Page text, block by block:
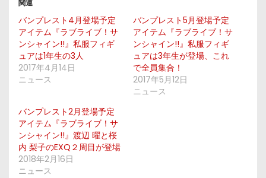
関連
バンプレスト4月登場予定
アイテム『ラブライブ！サ
ンシャイン!!』私服フィギ
ュアは1年生の3人
2017年4月14日
ニュース
バンプレスト5月登場予定
アイテム『ラブライブ！サ
ンシャイン!!』私服フィギ
ュアは3年生が登場、これ
で全員集合！
2017年5月12日
ニュース
バンプレスト2月登場予定
アイテム『ラブライブ！サ
ンシャイン!!』渡辺 曜と桜
内 梨子のEXQ２周目が登場
2018年2月16日
ニュース